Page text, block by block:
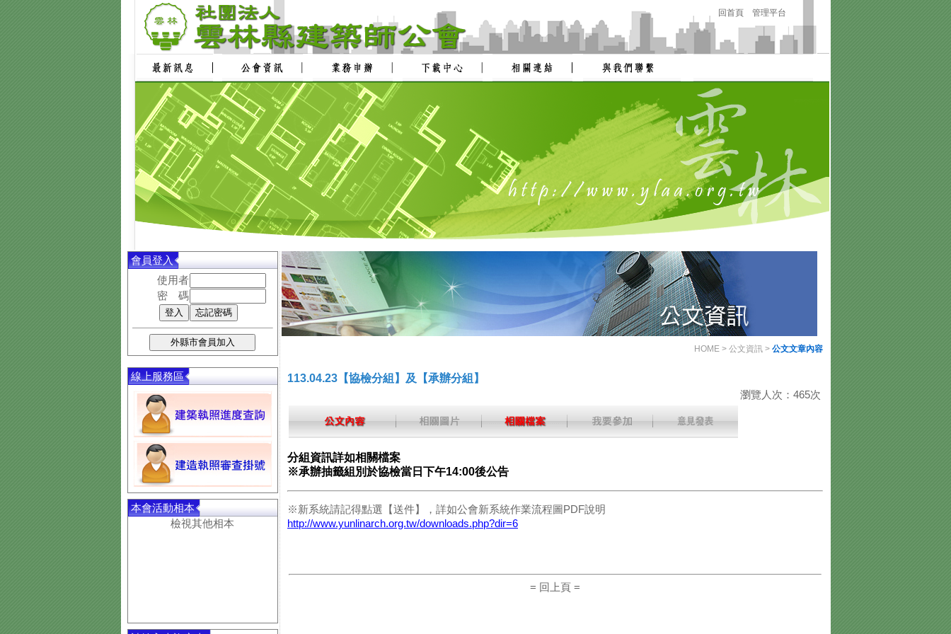
回首頁 管理平台
會員登入
使用者
密 碼
線上服務區
本會活動相本
檢視其他相本
HOME > 公文資訊 > 公文文章內容
113.04.23【協檢分組】及【承辦分組】
瀏覽人次：465次
分組資訊詳如相關檔案
※承辦抽籤組別於協檢當日下午14:00後公告
※新系統請記得點選【送件】，詳如公會新系統作業流程圖PDF說明
http://www.yunlinarch.org.tw/downloads.php?dir=6
= 回上頁 =